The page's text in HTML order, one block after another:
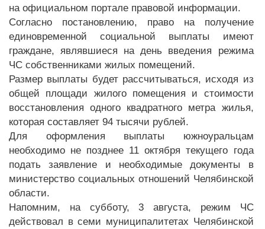
на официальном портале правовой информации.
Согласно постановлению, право на получение
единовременной социальной выплаты имеют
граждане, являвшиеся на день введения режима
ЧС собственниками жилых помещений.
Размер выплаты будет рассчитываться, исходя из
общей площади жилого помещения и стоимости
восстановления одного квадратного метра жилья,
которая составляет 94 тысячи рублей.
Для оформления выплаты южноуральцам
необходимо не позднее 11 октября текущего года
подать заявление и необходимые документы в
министерство социальных отношений Челябинской
области.
Напомним, на субботу, 3 августа, режим ЧС
действовал в семи муниципалитетах Челябинской